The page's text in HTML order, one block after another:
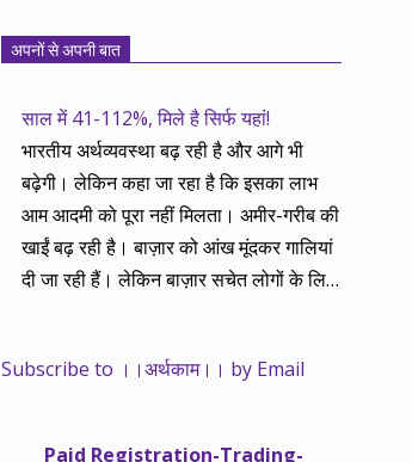
अपनों से अपनी बात
साल में 41-112%, मिले है सिर्फ यहां!
भारतीय अर्थव्यवस्था बढ़ रही है और आगे भी
बढ़ेगी। लेकिन कहा जा रहा है कि इसका लाभ
आम आदमी को पूरा नहीं मिलता। अमीर-गरीब की
खाईं बढ़ रही है। बाज़ार को आंख मूंदकर गालियां
दी जा रही हैं। लेकिन बाज़ार सचेत लोगों के लिए
शुरू की है ताकि अर्थव्यवस्था, खासकर कंपनियों
Subscribe to ।।अर्थकाम।। by Email
Paid Registration-Trading-